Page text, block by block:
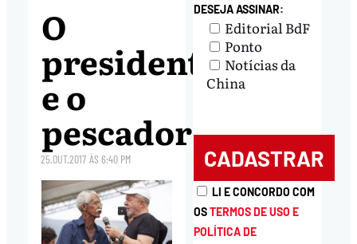
O
presidente
e o
pescador
25.OUT.2017 ÀS6:40 PM
DESEJA ASSINAR:
Editorial BdF
Ponto
Notícias da
China
LI E CONCORDO COM
OSTERMOS DE USO E
POLÍTICA DE